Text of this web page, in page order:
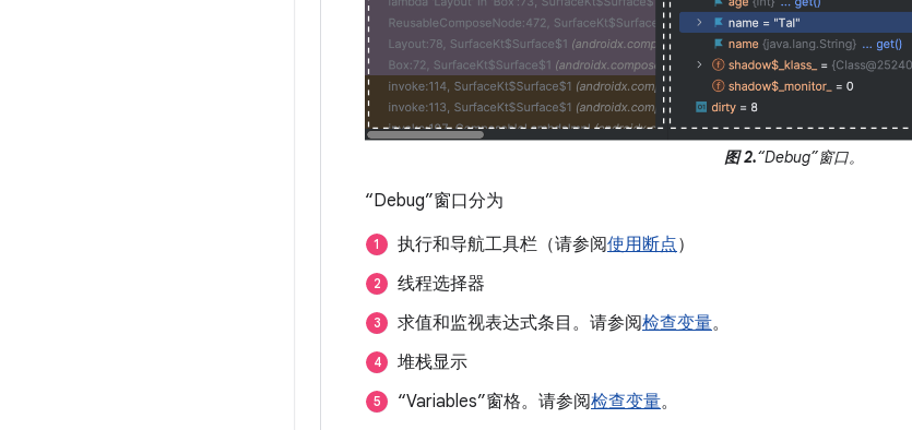
图 2.“Debug”窗口。
“Debug”窗口分为
执行和导航工具栏（请参阅使用断点）
线程选择器
求值和监视表达式条目。请参阅检查变量。
堆栈显示
“Variables”窗格。请参阅检查变量。